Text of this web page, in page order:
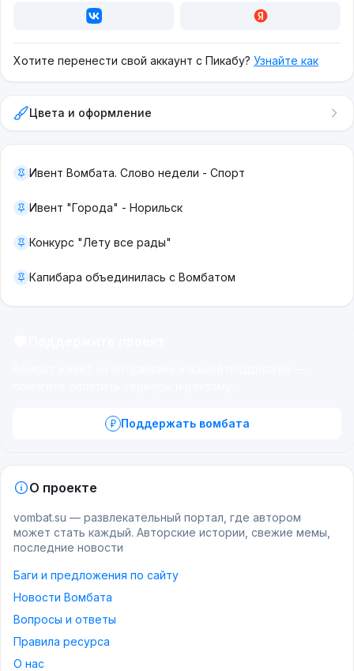
Хотите перенести свой аккаунт с Пикабу? Узнайте как
Цвета и оформление
Ивент Вомбата. Слово недели - Спорт
Ивент "Города" - Норильск
Конкурс "Лету все рады"
Капибара объединилась с Вомбатом
Поддержать вомбата
О проекте
vombat.su — развлекательный портал, где автором
может стать каждый. Авторские истории, свежие мемы,
последние новости
Баги и предложения по сайту
Новости Вомбата
Вопросы и ответы
Правила ресурса
О нас